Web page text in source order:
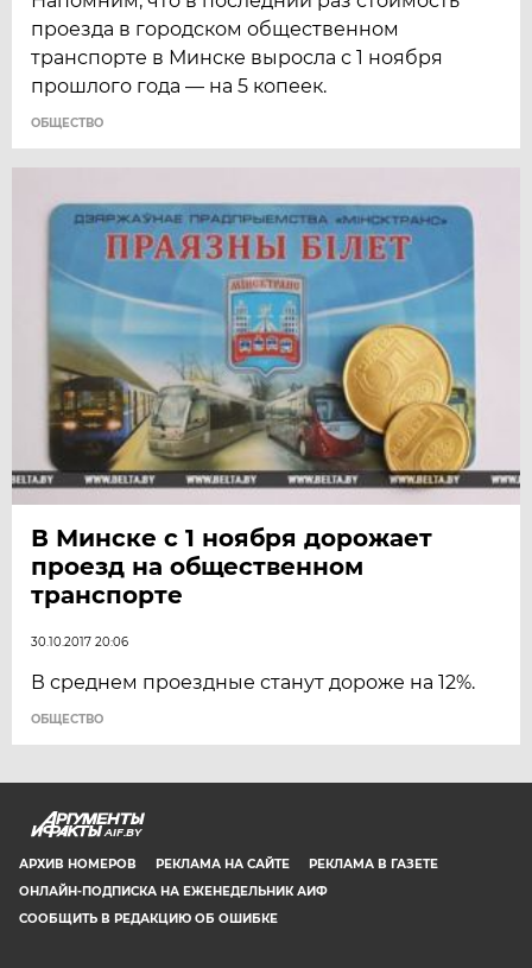
проезда в городском общественном
транспорте в Минске выросла с 1 ноября
прошлого года — на 5 копеек.
ОБЩЕСТВО
В Минске с 1 ноября дорожает
проезд на общественном
транспорте
30.10.2017 20:06
В среднем проездные станут дороже на 12%.
ОБЩЕСТВО
AIF.BY
АРХИВ НОМЕРОВ РЕКЛАМА НА САЙТЕ
РЕКЛАМА В ГАЗЕТЕ
ОНЛАЙН-ПОДПИСКА НА ЕЖЕНЕДЕЛЬНИК АИФ
СООБЩИТЬ В РЕДАКЦИЮ ОБ ОШИБКЕ